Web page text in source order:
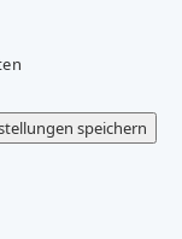
speichern